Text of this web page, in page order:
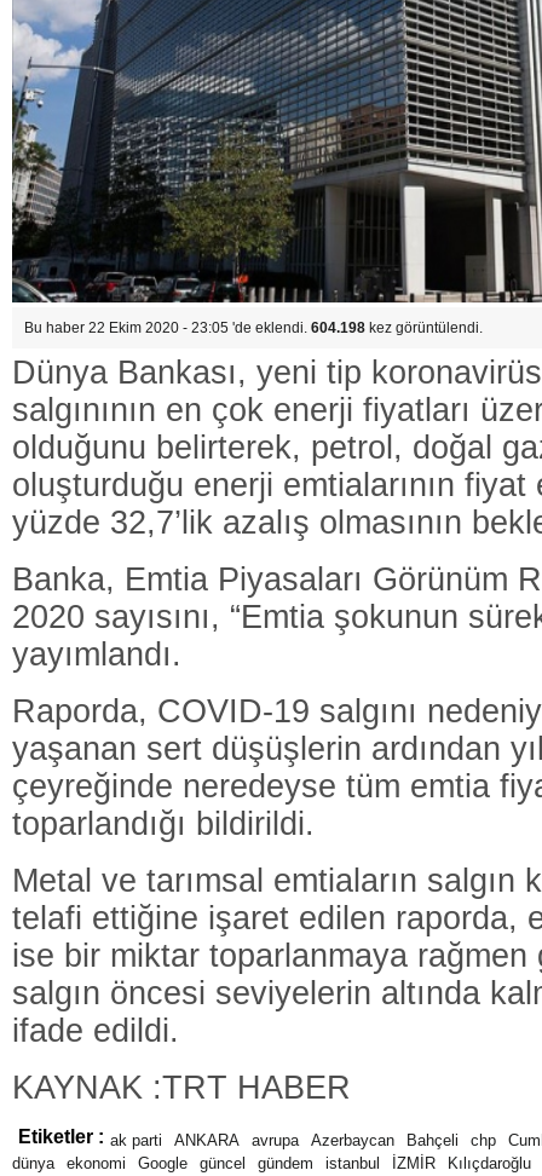
Bu haber 22 Ekim 2020 - 23:05 'de eklendi. 604.198 kez görüntülendi.
Dünya Bankası, yeni tip
salgınının en çok enerji fiyatları
olduğunu belirterek, petrol, doğal
oluşturduğu enerji emtialarının fiyat
yüzde 32,7’lik azalış olmasının
Banka, Emtia Piyasaları Görünüm
2020 sayısını, “Emtia şokunun
yayımlandı.
Raporda, COVID-19 salgını
yaşanan sert düşüşlerin ardından
çeyreğinde neredeyse tüm emtia
toparlandığı bildirildi.
Metal ve tarımsal emtiaların salgın
telafi ettiğine işaret edilen raporda,
ise bir miktar toparlanmaya rağmen
salgın öncesi seviyelerin altında
ifade edildi.
KAYNAK :TRT HABER
Etiketler : ak parti ANKARA avrupa Azerbaycan Bahçeli chp
dünya
ekonomi Google güncel gündem istanbul İZMİR
Kılıçdaroğlu